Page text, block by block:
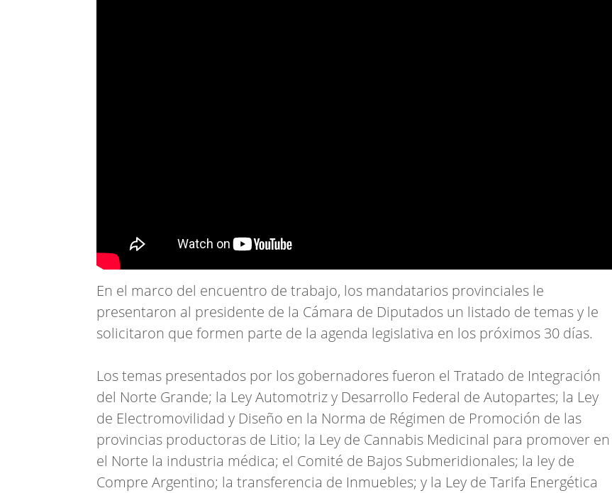
En el marco del encuentro de trabajo, los mandatarios provinciales le
presentaron al presidente de la Cámara de Diputados un listado de temas y le
solicitaron que formen parte de la agenda legislativa en los próximos 30 días.
Los temas presentados por los gobernadores fueron el Tratado de Integración
del Norte Grande; la Ley Automotriz y Desarrollo Federal de Autopartes; la Ley
de Electromovilidad y Diseño en la Norma de Régimen de Promoción de las
provincias productoras de Litio; la Ley de Cannabis Medicinal para promover en
el Norte la industria médica; el Comité de Bajos Submeridionales; la ley de
Compre Argentino; la transferencia de Inmuebles; y la Ley de Tarifa Energética